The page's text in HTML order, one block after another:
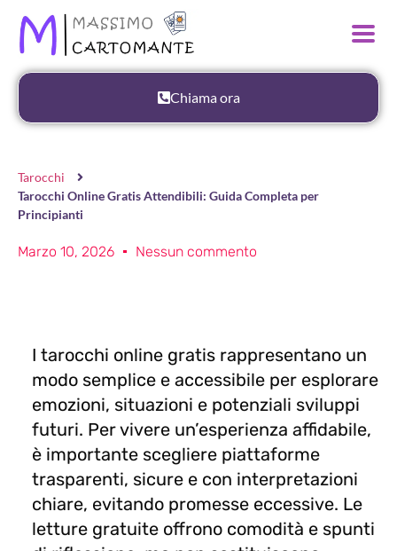
Chiama ora
Tarocchi
Tarocchi Online Gratis Attendibili: Guida Completa per
Principianti
Marzo 10, 2026 Nessun commento
I tarocchi online gratis rappresentano un
modo semplice e accessibile per esplorare
emozioni, situazioni e potenziali sviluppi
futuri. Per vivere un’esperienza affidabile,
è importante scegliere piattaforme
trasparenti, sicure e con interpretazioni
chiare, evitando promesse eccessive. Le
letture gratuite offrono comodità e spunti